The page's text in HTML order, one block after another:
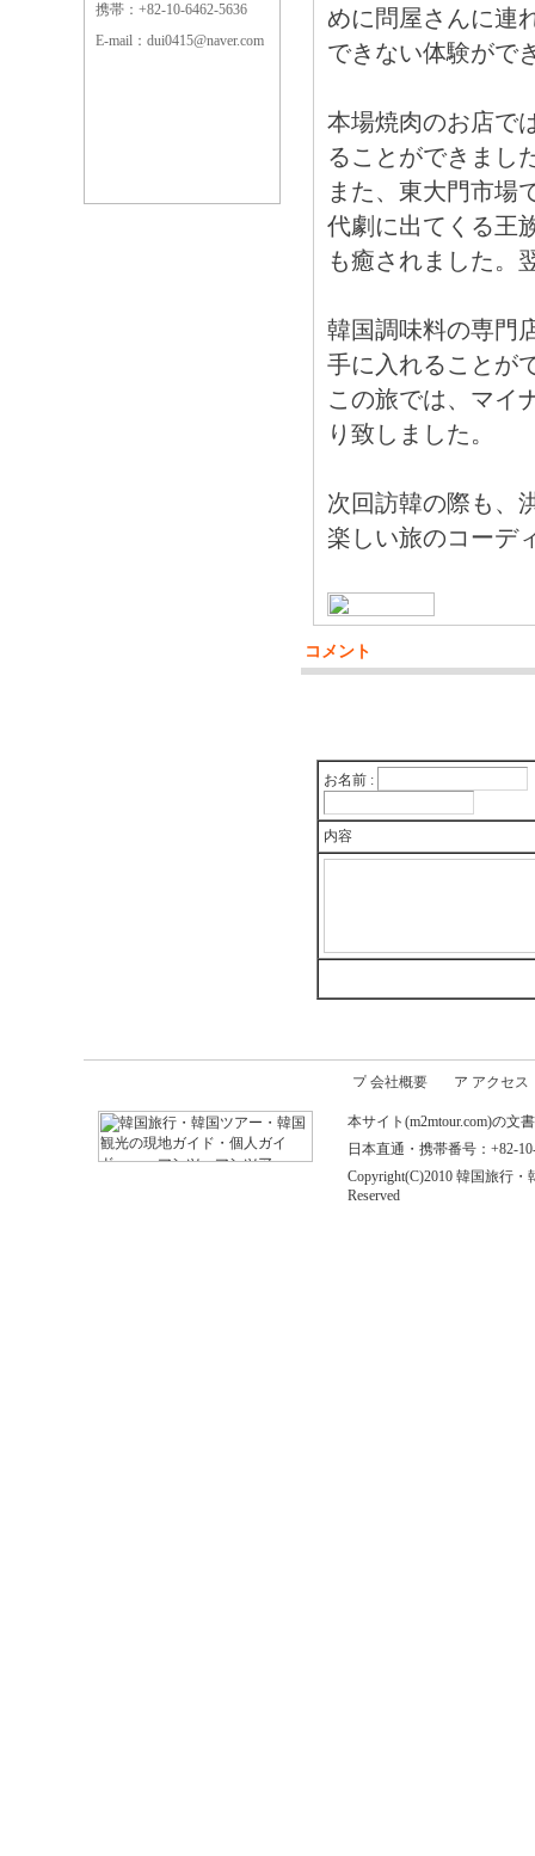
携帯：+82-10-6462-5636
E-mail：dui0415@naver.com
めに問屋さんに連
できない体験がで
本場焼肉のお店で
ることができまし
また、東大門市場
代劇に出てくる王
も癒されました。
韓国調味料の専門
手に入れることが
この旅では、マイ
り致しました。
次回訪韓の際も、
楽しい旅のコーデ
コメント
お名前 :
内容
会社概要 アクセス
本サイト(m2mtour.com)の文
日本直通・携帯番号：+82-
Copyright(C)2010 韓国旅行
Reserved